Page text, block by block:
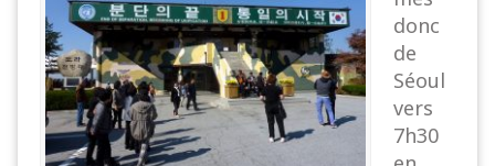
donc
de
Séoul
vers
7h30